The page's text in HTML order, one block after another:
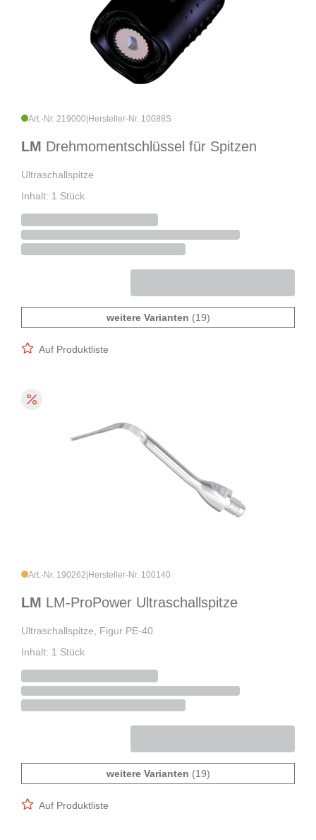
Art.-Nr. 219000 Hersteller-Nr. 10088S
LM Drehmomentschlüssel für Spitzen
Ultraschallspitze
Inhalt: 1 Stück
weitere Varianten (19)
Auf Produktliste
Art.-Nr. 190262 Hersteller-Nr. 100140
LM LM-ProPower Ultraschallspitze
Ultraschallspitze, Figur PE-40
Inhalt: 1 Stück
weitere Varianten (19)
Auf Produktliste